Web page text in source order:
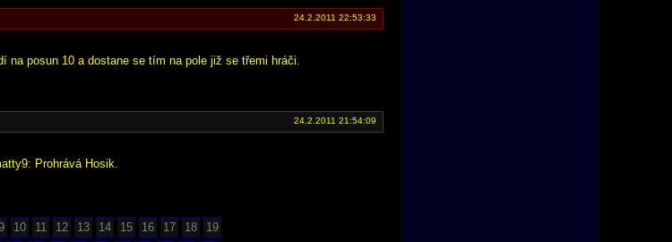
24.2.2011 22:53:33
na posun 10 a dostane se tím na pole již se třemi hráči.
24.2.2011 21:54:09
Prohrává Hosik.
10 11 12 13 14 15 16 17 18 19